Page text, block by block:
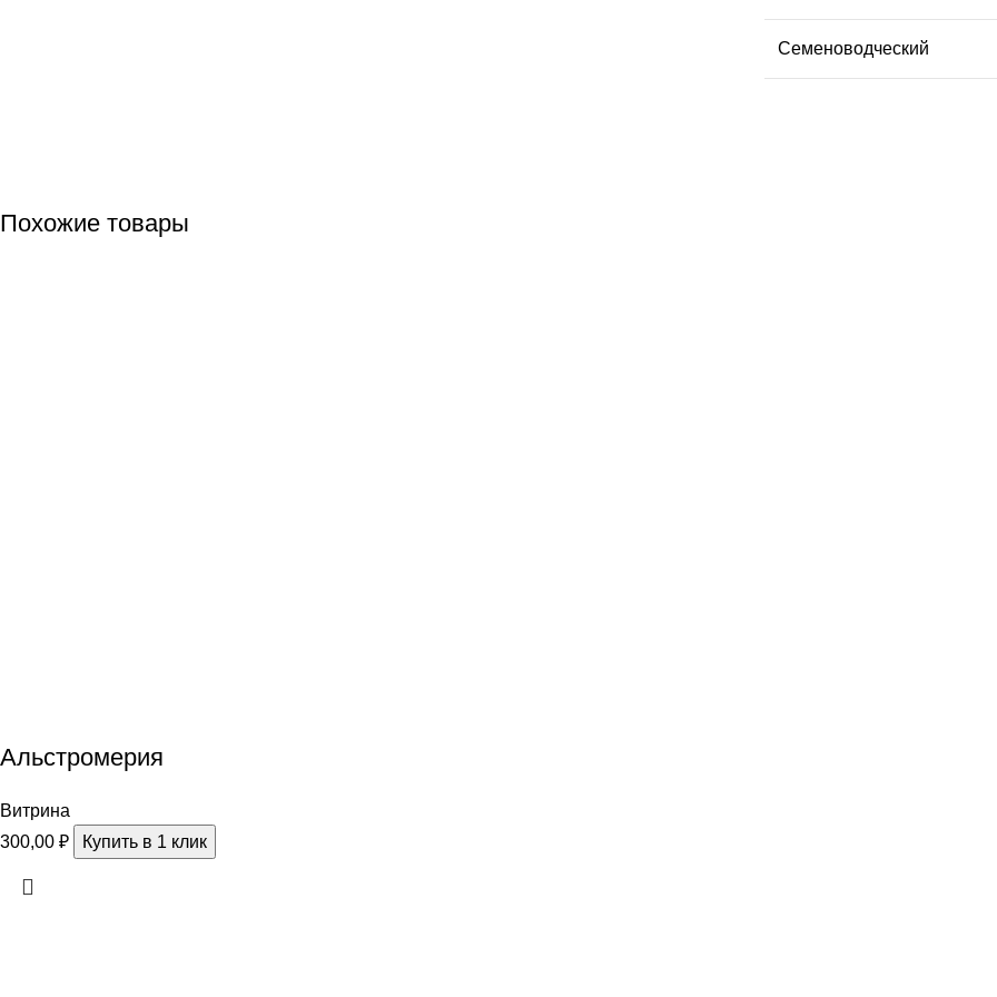
Семеноводческий
Похожие товары
Альстромерия
Витрина
300,00 ₽ Купить в 1 клик